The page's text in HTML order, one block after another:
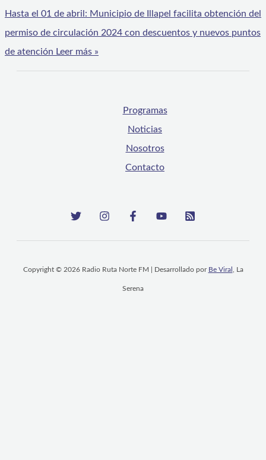
Hasta el 01 de abril: Municipio de Illapel facilita obtención del
permiso de circulación 2024 con descuentos y nuevos puntos
de atención Leer más »
Programas
Noticias
Nosotros
Contacto
Copyright © 2026 Radio Ruta Norte FM | Desarrollado por Be Viral , La
Serena